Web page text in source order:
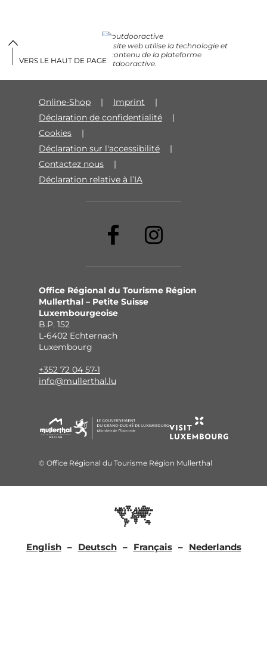
Ce site web utilise la technologie et
le contenu de la plateforme
Outdooractive.
Online-Shop
Imprint
Déclaration de confidentialité
Cookies
Déclaration sur l'accessibilité
Contactez nous
Déclaration relative à l’IA
Office Régional du Tourisme Région
Mullerthal – Petite Suisse
Luxembourgeoise
B.P. 152
L-6402 Echternach
Luxembourg
+352 72 04 57-1
info@mullerthal.lu
© Office Régional du Tourisme Région Mullerthal
English Deutsch Français Nederlands
VERS LE HAUT DE PAGE